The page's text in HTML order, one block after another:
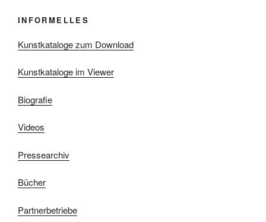
INFORMELLES
Kunstkataloge zum Download
Kunstkataloge im Viewer
Biografie
Videos
Pressearchiv
Bücher
Partnerbetriebe